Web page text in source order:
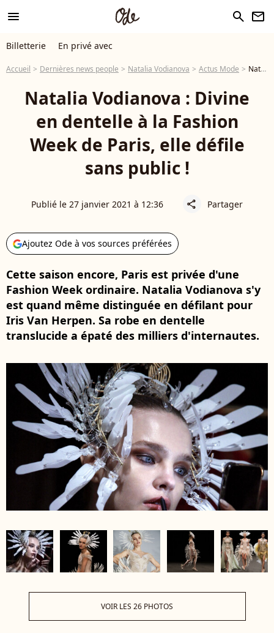
menu search newsletter
Billetterie En privé avec
Accueil Dernières news people Natalia Vodianova Actus Mode Natalia Vodianova : Divine en dentelle à la Fashion Week de Paris, elle défile sans public !
Natalia Vodianova : Divine
en dentelle à la Fashion
Week de Paris, elle défile
sans public !
Publié le 27 janvier 2021 à 12:36 share Partager
Ajoutez Ode à vos sources préférées
Cette saison encore, Paris est privée d'une
Fashion Week ordinaire. Natalia Vodianova s'y
est quand même distinguée en défilant pour
Iris Van Herpen. Sa robe en dentelle
translucide a épaté des milliers d'internautes.
VOIR LES 26 PHOTOS